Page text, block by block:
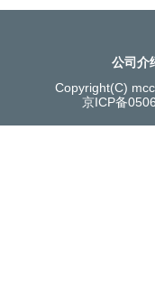
公司介
Copyright(C)
京ICP备